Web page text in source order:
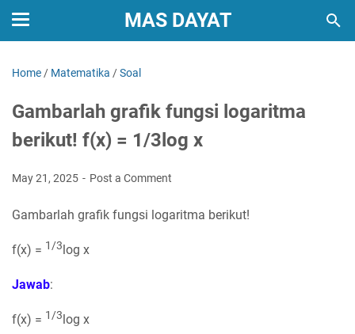
MAS DAYAT
Home / Matematika /Soal
Gambarlah grafik fungsi logaritma
berikut! f(x) = 1/3log x
May 21, 2025 Post a Comment
Gambarlah grafik fungsi logaritma berikut!
f(x) = 1/3log x
Jawab:
f(x) = 1/3log x